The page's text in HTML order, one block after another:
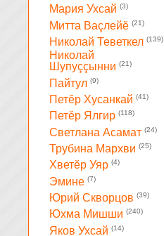
Мария Ухсай (3)
Митта Ваçлейĕ (21)
Николай Теветкел (139)
Николай
Шупуççынни (21)
Пайтул (9)
Петĕр Хусанкай (41)
Петĕр Ялгир (118)
Светлана Асамат (24)
Трубина Мархви (25)
Хветĕр Уяр (4)
Эмине (7)
Юрий Скворцов (39)
Юхма Мишши (240)
Яков Ухсай (14)